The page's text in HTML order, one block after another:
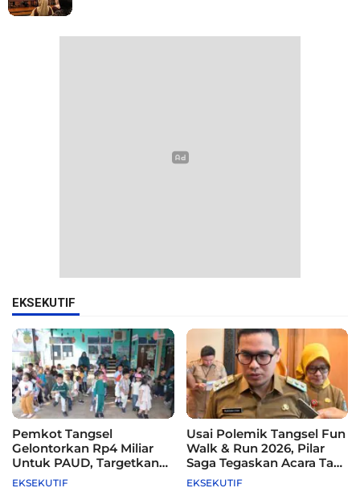
EKSEKUTIF
Pemkot Tangsel
Gelontorkan Rp4 Miliar
Untuk PAUD, Targetkan
115 Sekolah
EKSEKUTIF
Usai Polemik Tangsel Fun
Walk & Run 2026, Pilar
Saga Tegaskan Acara Tak
Difasilitasi Pemkot
EKSEKUTIF